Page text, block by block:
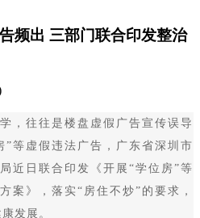
频出 三部门联合印发整治
往往是楼盘虚假广告宣传误导
”等虚假违法广告，广东省深圳市
近日联合印发《开展“学位房”等
案》，落实“房住不炒”的要求，
发展。